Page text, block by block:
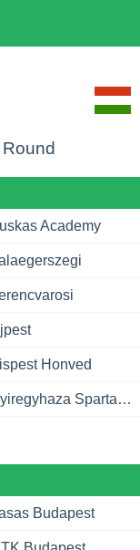
Academy
Honved
Nyiregyhaza Spartacus
Budapest